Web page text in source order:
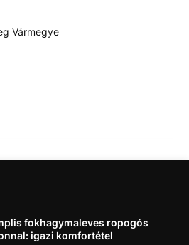
Vármegye
fokhagymaleves ropogós
igazi komfortétel